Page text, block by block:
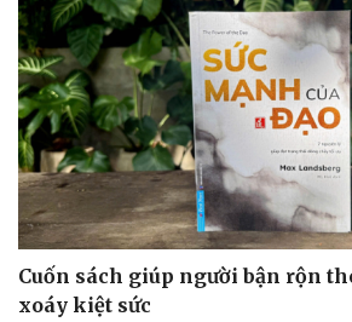
Cuốn sách giúp người bận rộn
xoáy kiệt sức